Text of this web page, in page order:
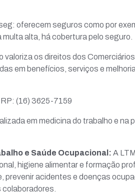
oferecem seguros como por
alta, há cobertura pelo seguro.
valoriza os direitos dos
em benefícios, serviços e
(16) 3625-7159
em medicina do trabalho e na
e Saúde Ocupacional: A
higiene alimentar e formação
prevenir acidentes e doenças